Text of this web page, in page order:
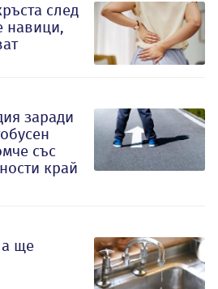
след
навици,
заради
със
край
ще